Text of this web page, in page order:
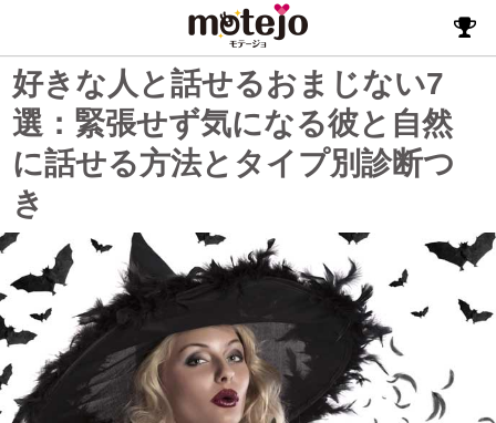
好きな人と話せるおまじない7
選：緊張せず気になる彼と自然
に話せる方法とタイプ別診断つ
き